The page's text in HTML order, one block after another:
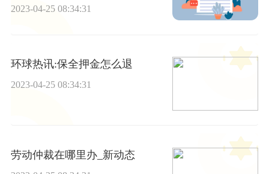
2023-04-25 08:34:31
环球热讯:保全押金怎么退
2023-04-25 08:34:31
劳动仲裁在哪里办_新动态